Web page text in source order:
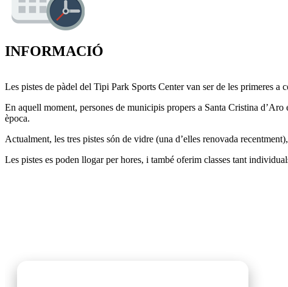
INFORMACIÓ
Les pistes de pàdel del Tipi Park Sports Center van ser de les primeres
En aquell moment, persones de municipis propers a Santa Cristina
època.
Actualment, les tres pistes són de vidre (una d’elles renovada
Les pistes es poden llogar per hores, i també oferim classes tant